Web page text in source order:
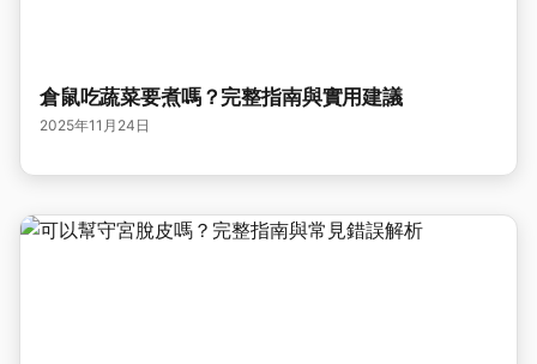
倉鼠吃蔬菜要煮嗎？完整指南與實用建議
2025年11月24日